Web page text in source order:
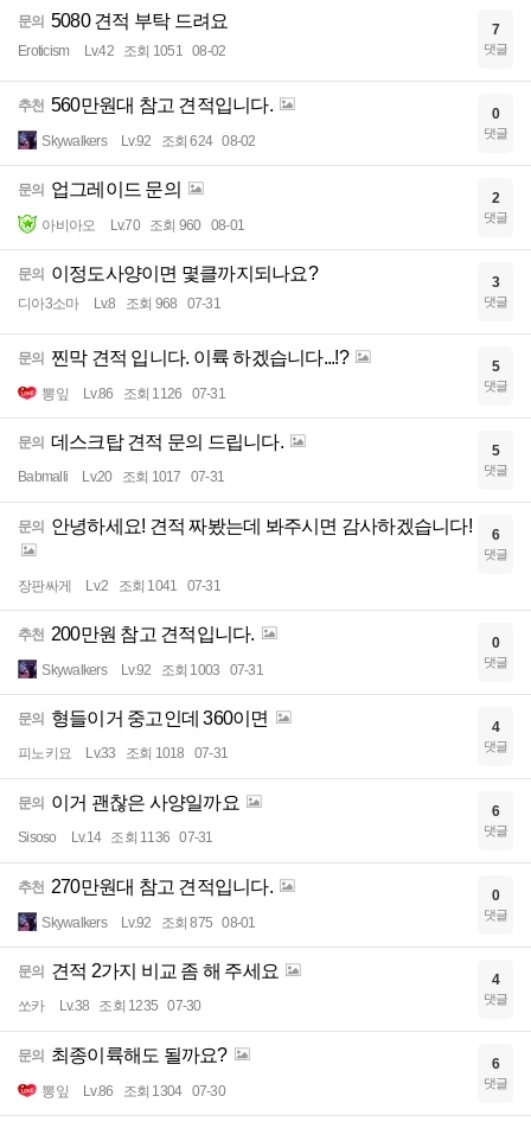
문의 5080 견적 부탁 드려요
Eroticism Lv.42 조회 1051 08-02
7
댓글
추천 560만원대 참고 견적입니다.
Skywalkers Lv.92 조회 624 08-02
0
댓글
문의 업그레이드 문의
아비아오 Lv.70 조회 960 08-01
2
댓글
문의 이정도사양이면 몇클까지되나요?
디아3소마 Lv.8 조회 968 07-31
3
댓글
문의 찐막 견적 입니다. 이륙 하겠습니다...!?
뽕잎 Lv.86 조회 1126 07-31
5
댓글
문의 데스크탑 견적 문의 드립니다.
Babmalli Lv.20 조회 1017 07-31
5
댓글
문의 안녕하세요! 견적 짜봤는데 봐주시면 감사하겠습니다!
장판싸게 Lv.2 조회 1041 07-31
6
댓글
추천 200만원 참고 견적입니다.
Skywalkers Lv.92 조회 1003 07-31
0
댓글
문의 형들이거 중고인데 360이면
피노키요 Lv.33 조회 1018 07-31
4
댓글
문의 이거 괜찮은 사양일까요
Sisoso Lv.14 조회 1136 07-31
6
댓글
추천 270만원대 참고 견적입니다.
Skywalkers Lv.92 조회 875 08-01
0
댓글
문의 견적 2가지 비교 좀 해 주세요
쏘카 Lv.38 조회 1235 07-30
4
댓글
문의 최종이륙해도 될까요?
뽕잎 Lv.86 조회 1304 07-30
6
댓글